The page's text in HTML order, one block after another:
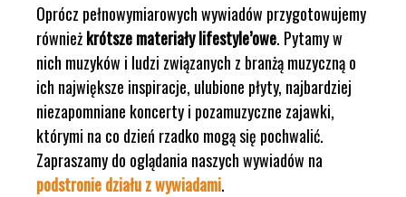
Oprócz pełnowymiarowych wywiadów przygotowujemy
równieżkrótsze materiały lifestyle’owe. Pytamy w
nich muzyków i ludzi związanych z branżą muzyczną o
ich największe inspiracje, ulubione płyty, najbardziej
niezapomniane koncerty i pozamuzyczne zajawki,
którymi na co dzień rzadko mogą się pochwalić.
Zapraszamy do oglądania naszych wywiadów na
podstronie działu z wywiadami.